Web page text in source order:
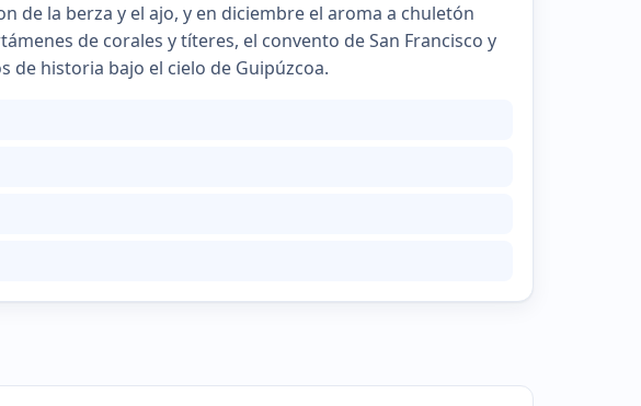
de la berza y el ajo, y en diciembre el aroma a chuletón
de corales y títeres, el convento de San Francisco y
de historia bajo el cielo de Guipúzcoa.